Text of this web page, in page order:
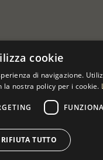
cookie
di navigazione.
nostra policy per i cookie.
RIFIUTA TUTTO